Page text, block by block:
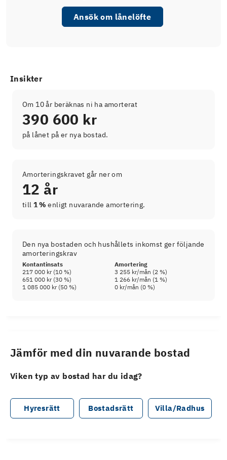
Ansök om lånelöfte
Insikter
Om 10 år beräknas ni ha amorterat
390 600 kr
på lånet på er nya bostad.
Amorteringskravet går ner om
12 år
till 1 % enligt nuvarande amortering.
Den nya bostaden och hushållets inkomst ger följande
amorteringskrav
Kontantinsats
Amortering
217 000 kr(10 %) 3 255 kr/mån (2 %)
651 000 kr(30 %) 1 266 kr/mån (1 %)
1 085 000 kr(50 %) 0 kr/mån (0 %)
Jämför med din nuvarande bostad
Viken typ av bostad har du idag?
Hyresrätt Bostadsrätt Villa/Radhus